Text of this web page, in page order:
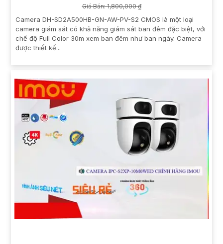
Giá Bán: 1,800,000 ₫
Camera DH-SD2A500HB-GN-AW-PV-S2 CMOS là một loại
camera giám sát có khả năng giám sát ban đêm đặc biệt, với
chế độ Full Color 30m xem ban đêm như ban ngày. Camera
được thiết kế...